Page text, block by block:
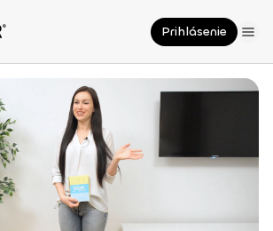
Prihlásenie